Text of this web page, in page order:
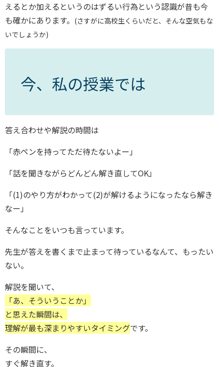
えるとか加えるというのはずるい行為という認識が昔も今
も確かにあります。 (さすがに高校生くらいだと、そんな空気もな
いでしょうか)
今、私の授業では
答え合わせや解説の時間は
「赤ペンを持ってただ待たないよー」
「話を聞きながらどんどん解き直してOK」
「(1)のやり方がわかって(2)が解けるようになったなら解き
なー」
そんなことをいつも言っています。
先生が答えを書くまで止まって待っているなんて、もったい
ない。
解説を聞いて、
「あ、そういうことか」
と思えた瞬間は、
理解が最も深まりやすいタイミングです。
その瞬間に、
すぐ解き直す。